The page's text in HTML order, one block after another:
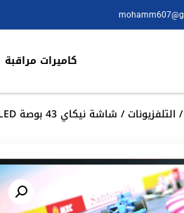
كاميرات مراقبة
/ التلفزيونات/ شاشة نيكاي 43 بوصة LED موديل TRO43LED